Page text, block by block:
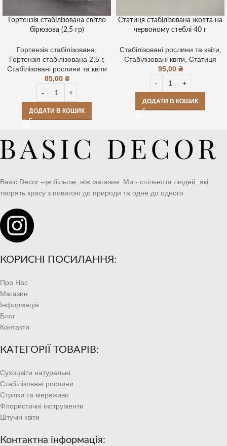
Гортензія стабілізована світло
бірюзова (2,5 гр)
Гортензія стабілізована
Гортензія стабілізована 2,5 г,
Стабілізовані рослини та квіти
85,00 ₴
ДОДАТИ В КОШИК
Статиця стабілізована жовта на
червоному стеблі 40 г
Стабілізовані рослини та квіти
Стабілізовані квіти Статиця
95,00 ₴
ДОДАТИ В КОШИК
Basic Decor -це більше, ніж магазин. Ми - спільнота людей, які
творять красу з повагою до природи та одне до одного.
КОРИСНІ ПОСИЛАННЯ:
Про Нас
Магазин
Інформація
Блог
Контакти
КАТЕГОРІЇ ТОВАРІВ:
Сухоцвіти натуральні
Стабілізовані рослини
Стрічки та мереживо
Флористичні інструменти
Штучні квіти
Контактна інформація: